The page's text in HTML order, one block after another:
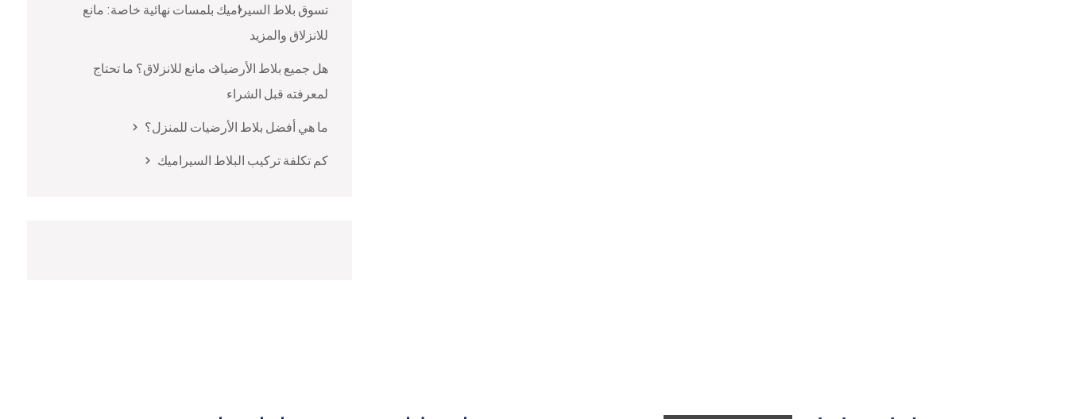
تسوق بلاط السيراميك بلمسات نهائية خاصة: مانع
للانزلاق والمزيد
هل جميع بلاط الأرضيات مانع للانزلاق؟ ما تحتاج
لمعرفته قبل الشراء
ما هي أفضل بلاط الأرضيات للمنزل؟
كم تكلفة تركيب البلاط السيراميك